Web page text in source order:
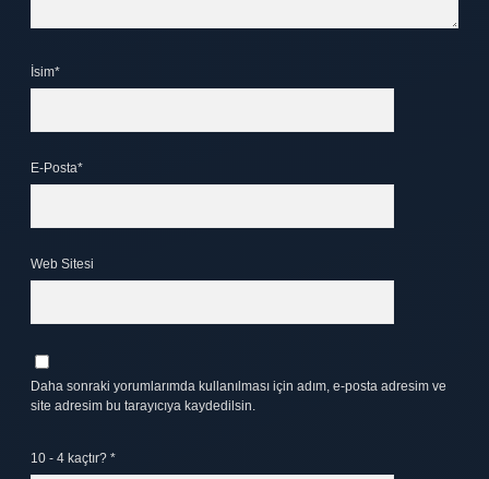
İsim*
E-Posta*
Web Sitesi
Daha sonraki yorumlarımda kullanılması için adım, e-posta adresim ve
site adresim bu tarayıcıya kaydedilsin.
10 - 4 kaçtır? *